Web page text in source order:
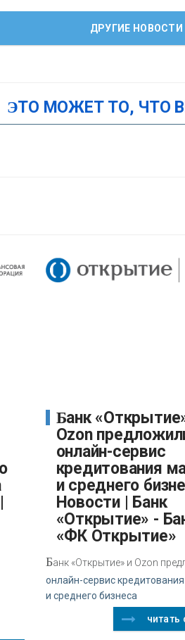
ДРУГИЕ НОВОСТИ
ЭТО МОЖЕТ ТО, ЧТО
Банк «Открытие» и
Ozon
онлайн-сервис
кредитования
и среднего
Новости | Банк
«Открытие» -
«ФК Открытие»
Банк «Открытие» и Ozon
онлайн-сервис
и среднего бизнеса
читать